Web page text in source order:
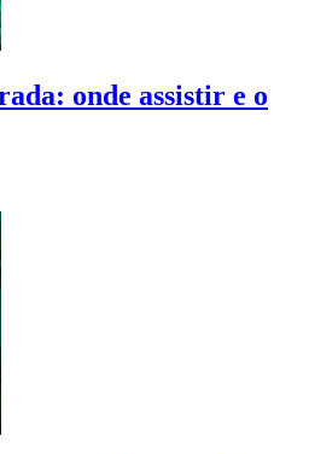
onde assistir e o